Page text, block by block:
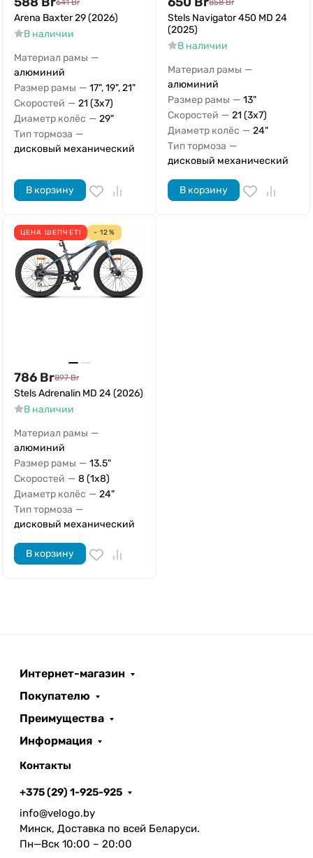
641 Br
Arena Baxter 29 (2026)
В наличии
Материал рамы —
алюминий
Размер рамы — 17", 19", 21"
Скоростей — 21 (3x7)
Диаметр колёс — 29"
Тип тормоза —
дисковый механический
В корзину
858 Br
Stels Navigator 450 MD 24
(2025)
В наличии
Материал рамы —
алюминий
Размер рамы — 13"
Скоростей — 21 (3x7)
Диаметр колёс — 24"
Тип тормоза —
дисковый механический
В корзину
ЦЕНА ШЕПЧЕТ! - 12%
786 Br897 Br
Stels Adrenalin MD 24 (2026)
В наличии
Материал рамы —
алюминий
Размер рамы — 13.5"
Скоростей — 8 (1x8)
Диаметр колёс — 24"
Тип тормоза —
дисковый механический
В корзину
Интернет-магазин
Покупателю
Преимущества
Информация
Контакты
+375 (29) 1-925-925
info@velogo.by
Минск, Доставка по всей Беларуси.
Пн—Вск 10:00 – 20:00